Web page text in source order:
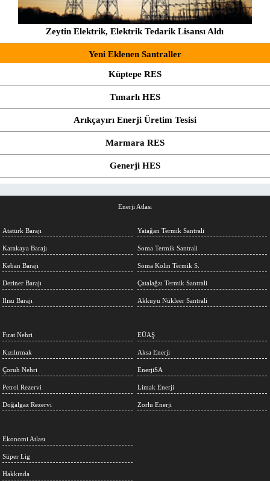
Zeytin Elektrik, Elektrik Tedarik Lisansı Aldı
Yeni Eklenen Santraller
Küptepe RES
Tımarlı HES
Arıkçayırı Enerji Üretim Tesisi
Marmara RES
Generji HES
Enerji Atlası
Atatürk Barajı
Karakaya Barajı
Keban Barajı
Deriner Barajı
Ilısu Barajı
Yatağan Termik Santrali
Soma Termik Santrali
Soma Kolin Termik S.
Çatalağzı Termik Santrali
Akkuyu Nükleer Santrali
Fırat Nehri
Kızılırmak
Çoruh Nehri
Petrol Rezervi
Doğalgaz Rezervi
EÜAŞ
Aksa Enerji
EnerjiSA
Limak Enerji
Zorlu Enerji
Ekonomi Atlası
Süper Lig
Hakkında